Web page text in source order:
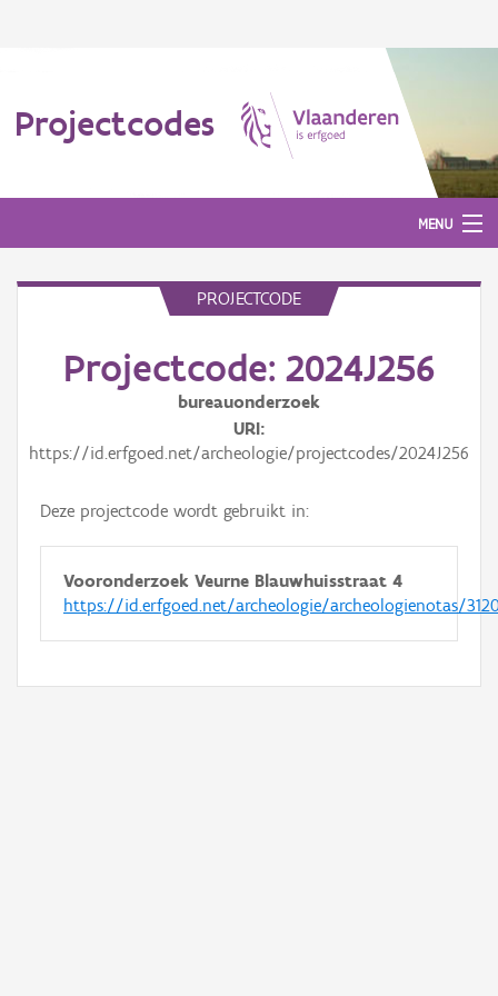
Projectcodes
MENU
PROJECTCODE
Projectcode: 2024J256
bureauonderzoek
URI
https://id.erfgoed.net/archeologie/projectcodes/2024J256
Deze projectcode wordt gebruikt in:
Vooronderzoek Veurne Blauwhuisstraat 4
https://id.erfgoed.net/archeologie/archeologienotas/